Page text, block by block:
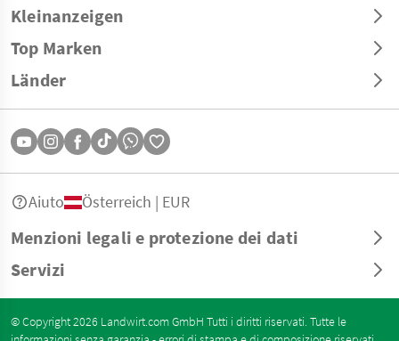
Kleinanzeigen
Top Marken
Länder
Menzioni legali e protezione dei dati
Servizi
Aiuto Österreich | EUR
© Copyright 2026 Landwirt.com GmbH Tutti i diritti riservati. Tutte le